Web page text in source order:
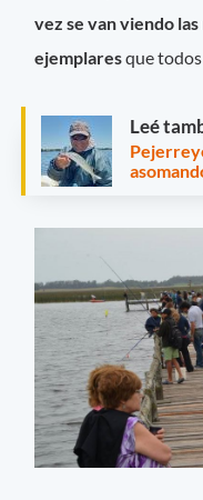
vez se van viendo
ejemplaresque todos
Leé